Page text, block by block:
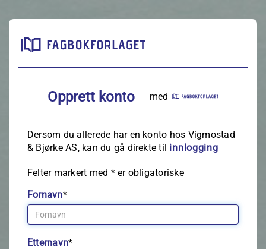
Opprett konto med
Dersom du allerede har en konto hos Vigmostad
& Bjørke AS, kan du gå direkte til innlogging
Felter markert med *er obligatoriske
Fornavn*
Etternavn*